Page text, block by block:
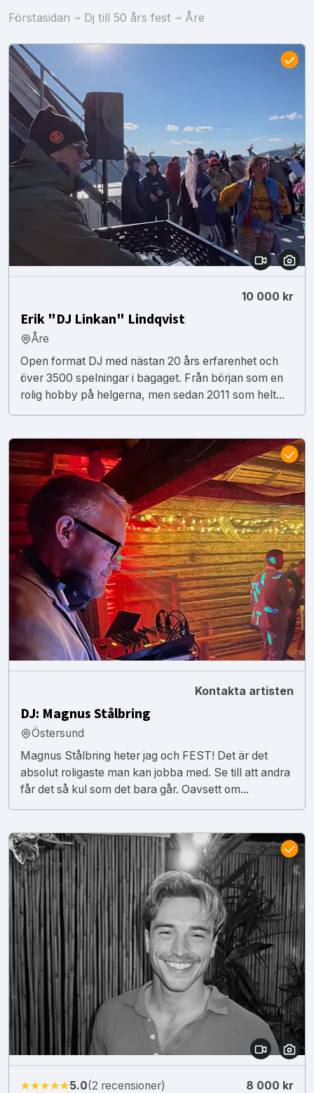
Förstasidan Dj till 50 års fest Åre
10 000 kr
Erik "DJ Linkan" Lindqvist
Åre
Open format DJ med nästan 20 års erfarenhet och
över 3500 spelningar i bagaget. Från början som en
rolig hobby på helgerna, men sedan 2011 som helt...
Kontakta artisten
DJ: Magnus Stålbring
Östersund
Magnus Stålbring heter jag och FEST! Det är det
absolut roligaste man kan jobba med. Se till att andra
får det så kul som det bara går. Oavsett om...
★★★★★5.0(2 recensioner) 8 000 kr